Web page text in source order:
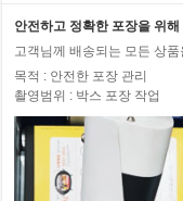
안전하고 정확한 포장을 위
고객님께 배송되는 모든 상
목적 : 안전한 포장 관리
촬영범위 : 박스 포장 작업